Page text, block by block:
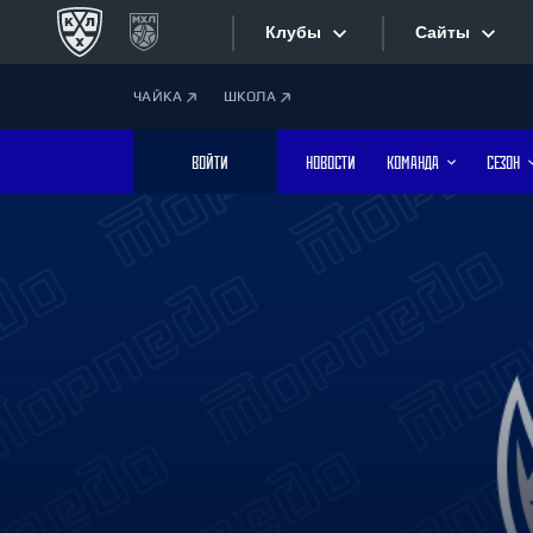
Клубы
Дивизион Боброва
Лада
Сайты
Фотобанк
ЧАЙКА ШКОЛА
ВОЙТИ НОВОСТИ КОМАНДА СЕЗОН